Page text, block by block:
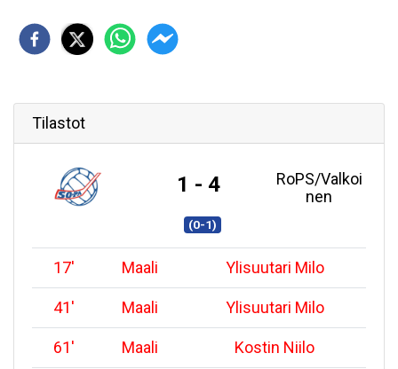
Tilastot
1 - 4
RoPS/Valkoi
nen
(0-1)
17' Maali Ylisuutari Milo
41' Maali Ylisuutari Milo
61' Maali Kostin Niilo